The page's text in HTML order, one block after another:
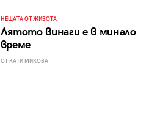
НЕЩАТА ОТ ЖИВОТА
Лятото винаги е в минало
време
ОТ КАТИ МИКОВА